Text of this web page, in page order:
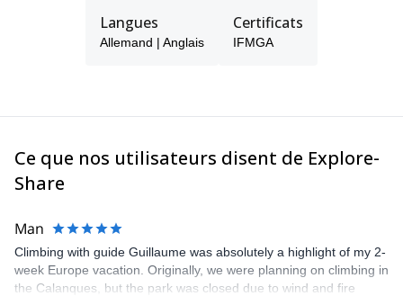
Langues
Allemand | Anglais
Certificats
IFMGA
Ce que nos utilisateurs disent de Explore-
Share
Man
Climbing with guide Guillaume was absolutely a highlight of my 2-
week Europe vacation. Originally, we were planning on climbing in
the Calanques, but the park was closed due to wind and fire